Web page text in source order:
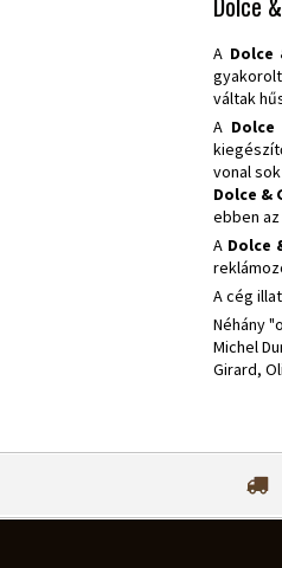
A Dolce
váltak
A Dolce
vonal
Dolce &
ebben
A Dolce
A cég
Néhány
Michel
Girard,